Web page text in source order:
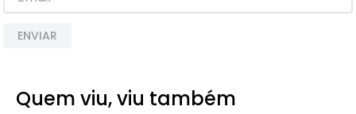
ENVIAR
Quem viu, viu também